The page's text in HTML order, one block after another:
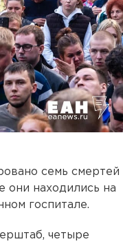
семь смертей
они находились на
госпитале.
четыре